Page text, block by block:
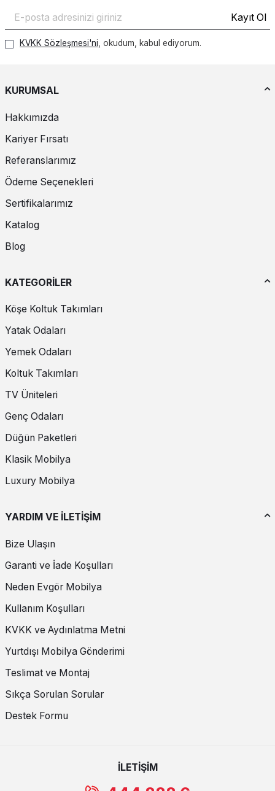
Kayıt Ol
KVKK Sözleşmesi'ni, okudum, kabul ediyorum.
KURUMSAL
Hakkımızda
Kariyer Fırsatı
Referanslarımız
Ödeme Seçenekleri
Sertifikalarımız
Katalog
Blog
KATEGORİLER
Köşe Koltuk Takımları
Yatak Odaları
Yemek Odaları
Koltuk Takımları
TV Üniteleri
Genç Odaları
Düğün Paketleri
Klasik Mobilya
Luxury Mobilya
YARDIM VE İLETİŞİM
Bize Ulaşın
Garanti ve İade Koşulları
Neden Evgör Mobilya
Kullanım Koşulları
KVKK ve Aydınlatma Metni
Yurtdışı Mobilya Gönderimi
Teslimat ve Montaj
Sıkça Sorulan Sorular
Destek Formu
İLETİŞİM